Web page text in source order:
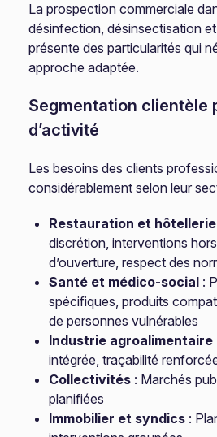
La prospection commerciale
désinfection, désinsectisation
présente des particularités qui
approche adaptée.
Segmentation clientèle
d’activité
Les besoins des clients
considérablement selon leur
Restauration et hôtellerie
discrétion, interventions
d’ouverture, respect des
Santé et médico-social :
spécifiques, produits
de personnes vulnérables
Industrie agroalimentaire
intégrée, traçabilité
Collectivités : Marchés
planifiées
Immobilier et syndics :